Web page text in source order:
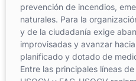
prevención de incendios,
naturales. Para la
y de la ciudadanía exige
improvisadas y avanzar
planificado y dotado de
Entre las principales líneas